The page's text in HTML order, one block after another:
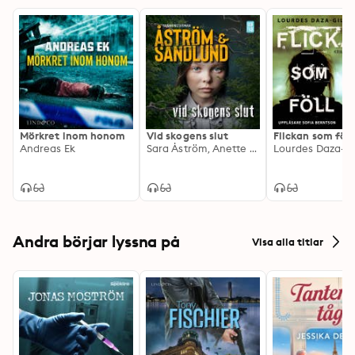
Mörkret inom honom
Andreas Ek
Vid skogens slut
Sara Åström, Anette Sandlund
Flickan som föll
Lourdes Daza-
Andra börjar lyssna på Visa alla titlar